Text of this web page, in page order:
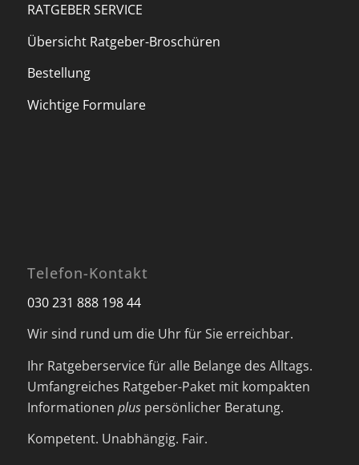
RATGEBER SERVICE
Übersicht Ratgeber-Broschüren
Bestellung
Wichtige Formulare
Telefon-Kontakt
030 231 888 198 44
Wir sind rund um die Uhr für Sie erreichbar.
Ihr Ratgeberservice für alle Belange des Alltags.
Umfangreiches Ratgeber-Paket mit kompakten
Informationen pluspersönlicher Beratung.
Kompetent. Unabhängig. Fair.